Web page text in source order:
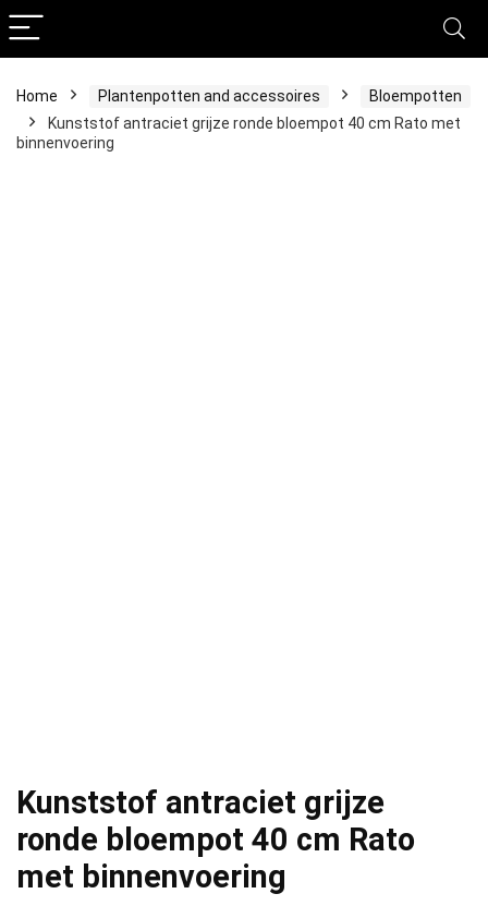
Home Plantenpotten and accessoires
Bloempotten
Kunststof antraciet grijze ronde bloempot 40 cm Rato met
binnenvoering
Kunststof antraciet grijze
ronde bloempot 40 cm Rato
met binnenvoering